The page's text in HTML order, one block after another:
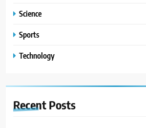
Science
Sports
Technology
Recent Posts